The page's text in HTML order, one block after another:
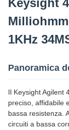
Keysight
1KHz
Panoramica
Il Keysight Agilent
preciso, affidabile
bassa resistenza.
circuiti a bassa